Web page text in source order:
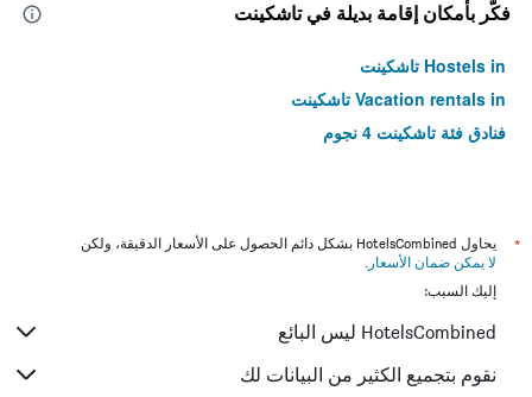
فكّر بأمكان إقامة بديلة في تاشكينت
Hostels in تاشكينت
Vacation rentals in تاشكينت
فنادق فئة تاشكينت 4 نجوم
*
يحاول HotelsCombined بشكل دائم الحصول على الأسعار الدقيقة، ولكن
لا يمكن ضمان الأسعار .
إليك السبب:
HotelsCombined ليس البائع
نقوم بتجميع الكثير من البيانات لك